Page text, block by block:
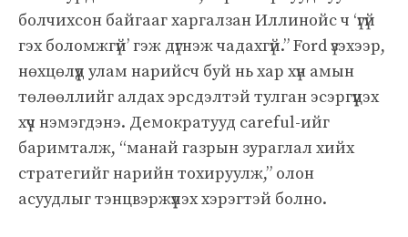
болчихсон байгааг харгалзан Иллинойс ч ‘үгүй
гэх боломжгүй’ гэж дүгнэж чадахгүй.” Ford үзэхээр,
нөхцөлүүд улам нарийсч буй нь хар хүн амын
төлөөллийг алдах эрсдэлтэй тулган эсэргүүцэх
хүч нэмэгдэнэ. Демократууд careful-ийг
баримталж, “манай газрын зураглал хийх
стратегийг нарийн тохируулж,” олон
асуудлыг тэнцвэржүүлэх хэрэгтэй болно.